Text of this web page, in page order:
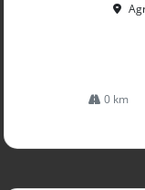
0 km